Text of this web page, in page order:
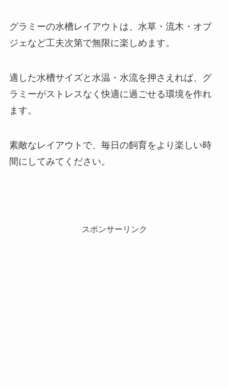
グラミーの水槽レイアウトは、水草・流木・オブ
ジェなど工夫次第で無限に楽しめます。
適した水槽サイズと水温・水流を押さえれば、グ
ラミーがストレスなく快適に過ごせる環境を作れ
ます。
素敵なレイアウトで、毎日の飼育をより楽しい時
間にしてみてください。
スポンサーリンク